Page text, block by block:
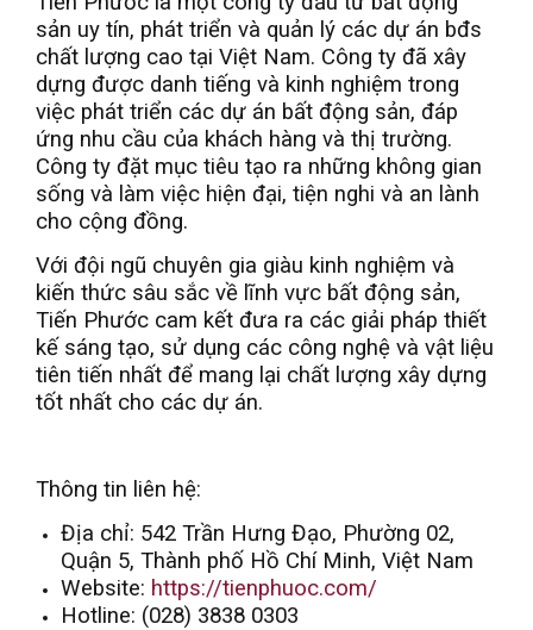
sản uy tín, phát triển và quản lý các dự án bđs
chất lượng cao tại Việt Nam. Công ty đã xây
dựng được danh tiếng và kinh nghiệm trong
việc phát triển các dự án bất động sản, đáp
ứng nhu cầu của khách hàng và thị trường.
Công ty đặt mục tiêu tạo ra những không gian
sống và làm việc hiện đại, tiện nghi và an lành
cho cộng đồng.
Với đội ngũ chuyên gia giàu kinh nghiệm và
kiến thức sâu sắc về lĩnh vực bất động sản,
Tiến Phước cam kết đưa ra các giải pháp thiết
kế sáng tạo, sử dụng các công nghệ và vật liệu
tiên tiến nhất để mang lại chất lượng xây dựng
tốt nhất cho các dự án.
Thông tin liên hệ:
Địa chỉ: 542 Trần Hưng Đạo, Phường 02,
Quận 5, Thành phố Hồ Chí Minh, Việt Nam
Website: https://tienphuoc.com/
Hotline: (028) 3838 0303